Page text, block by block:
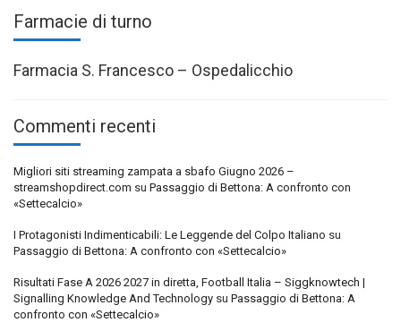
Farmacie di turno
Farmacia S. Francesco – Ospedalicchio
Commenti recenti
Migliori siti streaming zampata a sbafo Giugno 2026 –
streamshopdirect.com su Passaggio di Bettona: A confronto con
«Settecalcio»
I Protagonisti Indimenticabili: Le Leggende del Colpo Italiano su
Passaggio di Bettona: A confronto con «Settecalcio»
Risultati Fase A 2026 2027 in diretta, Football Italia – Siggknowtech |
Signalling Knowledge And Technology su Passaggio di Bettona: A
confronto con «Settecalcio»